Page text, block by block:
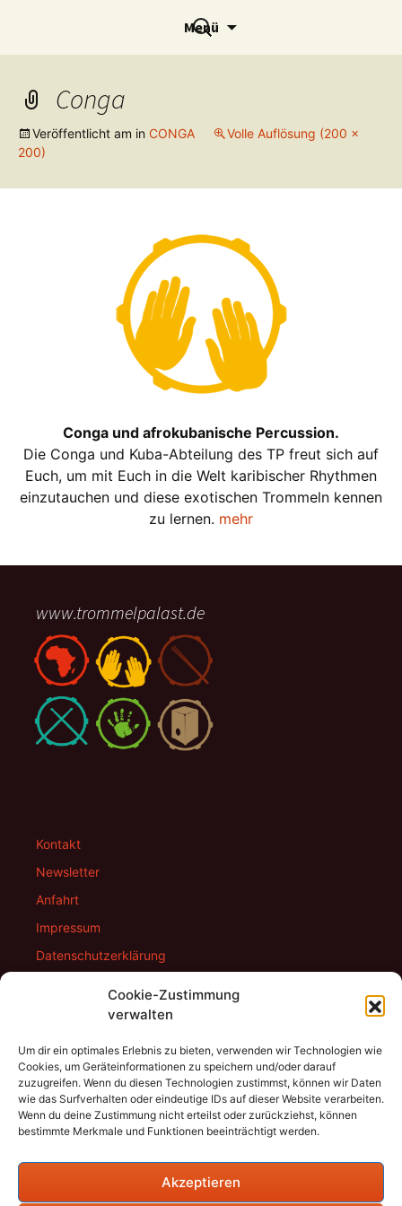
Cookie-Zustimmung
verwalten
Um dir ein optimales Erlebnis zu bieten, verwenden wir Technologien wie
Cookies, um Geräteinformationen zu speichern und/oder darauf
zuzugreifen. Wenn du diesen Technologien zustimmst, können wir Daten
wie das Surfverhalten oder eindeutige IDs auf dieser Website verarbeiten.
Wenn du deine Zustimmung nicht erteilst oder zurückziehst, können
bestimmte Merkmale und Funktionen beeinträchtigt werden.
Akzeptieren
springen
Trommelpalast Mannheim e.
V.
Menü
Suchen
nach:
Conga
Veröffentlicht am in CONGA
Volle Auflösung (200 ×
200)
Conga und afrokubanische Percussion.
Die Conga und Kuba-Abteilung des TP freut sich auf
Euch, um mit Euch in die Welt karibischer Rhythmen
einzutauchen und diese exotischen Trommeln kennen
zu lernen. mehr
www.trommelpalast.de
Kontakt
Newsletter
Anfahrt
Impressum
Datenschutzerklärung
Facebook: